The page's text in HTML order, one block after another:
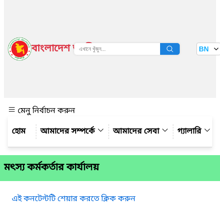
বাংলাদেশ জাতীয় তথ্য বাতায়ন BN
মেনু নির্বাচন করুন
আমাদের সম্পর্কে
আমাদের সেবা গ্যালারি
মৎস্য কর্মকর্তার কার্যালয়
এই কনটেন্টটি শেয়ার করতে ক্লিক করুন